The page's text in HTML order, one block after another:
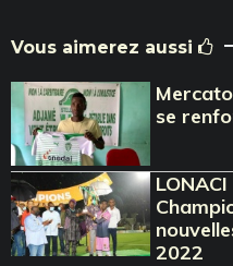
Vous aimerez aussi
se
2022